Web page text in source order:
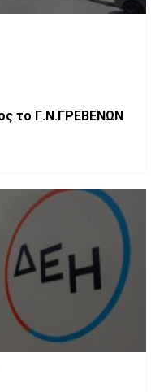
το Γ.Ν.ΓΡΕΒΕΝΩΝ